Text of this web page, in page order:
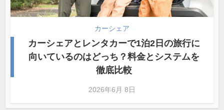
カーシェア
カーシェアとレンタカーで1泊2日の旅行に
向いているのはどっち？料金とシステムを
徹底比較
2026年6月 8日